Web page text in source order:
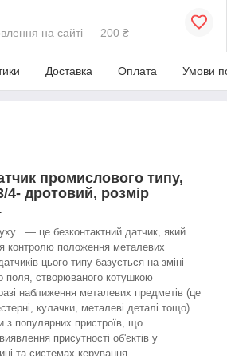
на сайті — 200 ₴
Доставка Оплата Умови
промислового типу,
4- дротовий, розмір
— це безконтактний датчик, який
контролю положення металевих
цього типу базується на зміні
поля, створюваного котушкою
наближення металевих предметів (це
кулачки, металеві деталі тощо).
з популярних пристроїв, що
присутності об'єктів у
та системах керування